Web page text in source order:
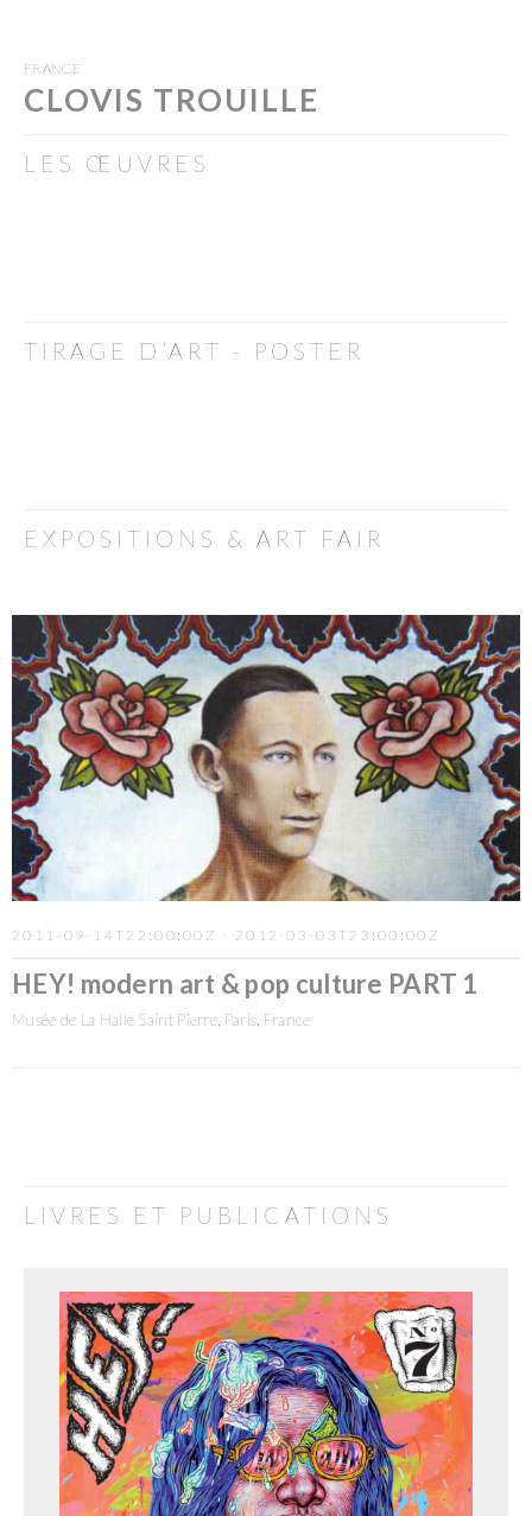
FRANCE
CLOVIS TROUILLE
LES ŒUVRES
TIRAGE D’ART - POSTER
EXPOSITIONS & ART FAIR
2011-09-14T22:00:00Z - 2012-03-03T23:00:00Z
HEY! modern art & pop culture PART 1
Musée de La Halle Saint Pierre, Paris, France
LIVRES ET PUBLICATIONS